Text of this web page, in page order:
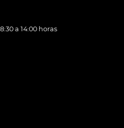
a 14:00 horas